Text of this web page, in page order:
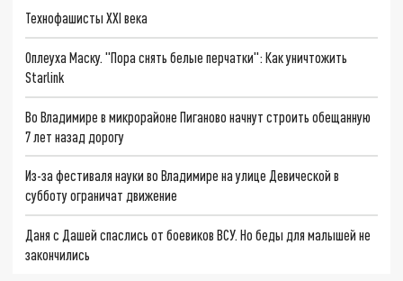
Технофашисты XXI века
Оплеуха Маску. "Пора снять белые перчатки": Как уничтожить
Starlink
Во Владимире в микрорайоне Пиганово начнут строить обещанную
7 лет назад дорогу
Из-за фестиваля науки во Владимире на улице Девической в
субботу ограничат движение
Даня с Дашей спаслись от боевиков ВСУ. Но беды для малышей не
закончились